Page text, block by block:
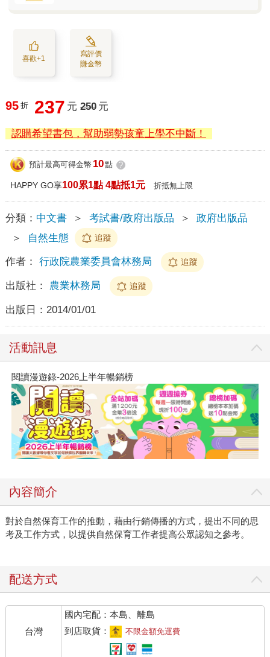
喜歡+1
寫評價
賺金幣
95 折 237 元 250 元
認購希望書包，幫助弱勢孩童上學不中斷！
預計最高可得金幣 10點 ?
HAPPY GO享100累1點 4點抵1元 折抵無上限
分類： 中文書 ＞ 考試書/政府出版品 ＞
政府出版品
＞
自然生態 追蹤
作者： 行政院農業委員會林務局 追蹤
出版社： 農業林務局 追蹤
出版日： 2014/01/01
活動訊息
閱讀漫遊錄-2026上半年暢銷榜
內容簡介
對於自然保育工作的推動，藉由行銷傳播的方式，提出不同的思
考及工作方式，以提供自然保育工作者提高公眾認知之參考。
配送方式
台灣
國內宅配：本島、離島
到店取貨：
不限金額免運費